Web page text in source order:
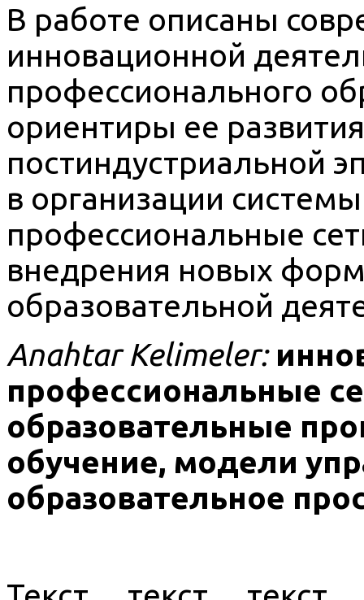
В работе описаны
инновационной
профессионального
ориентиры ее
постиндустриальной
в организации
профессиональные
внедрения новых
образовательной
Anahtar Kelimeler:
профессиональные
образовательные
обучение, модели
образовательное